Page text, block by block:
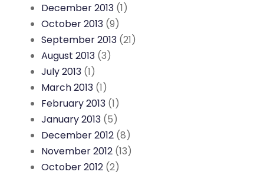
December 2013 (1)
October 2013 (9)
September 2013 (21)
August 2013 (3)
July 2013 (1)
March 2013 (1)
February 2013 (1)
January 2013 (5)
December 2012 (8)
November 2012 (13)
October 2012 (2)